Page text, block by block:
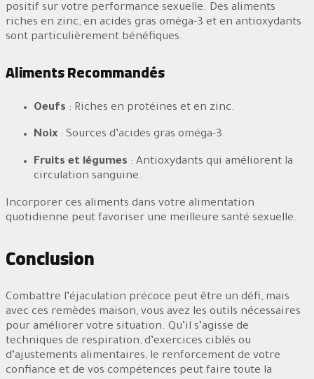
positif sur votre performance sexuelle. Des aliments
riches en zinc, en acides gras oméga-3 et en antioxydants
sont particulièrement bénéfiques.
Aliments Recommandés
Oeufs : Riches en protéines et en zinc.
Noix : Sources d’acides gras oméga-3.
Fruits et légumes : Antioxydants qui améliorent la
circulation sanguine.
Incorporer ces aliments dans votre alimentation
quotidienne peut favoriser une meilleure santé sexuelle.
Conclusion
Combattre l’éjaculation précoce peut être un défi, mais
avec ces remèdes maison, vous avez les outils nécessaires
pour améliorer votre situation. Qu’il s’agisse de
techniques de respiration, d’exercices ciblés ou
d’ajustements alimentaires, le renforcement de votre
confiance et de vos compétences peut faire toute la